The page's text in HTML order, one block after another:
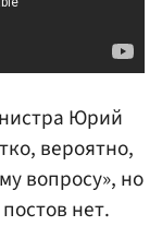
Юрий
вероятно,
вопросу», но
нет.